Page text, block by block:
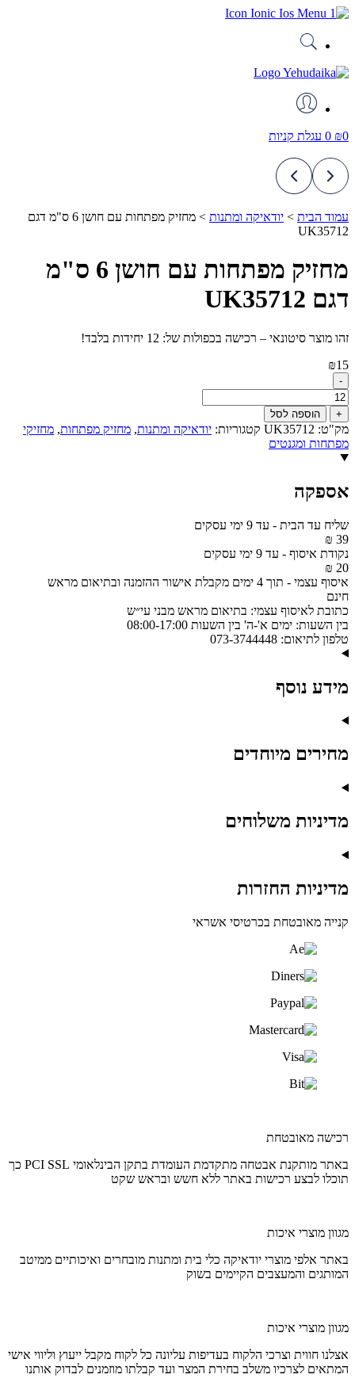
דלג
₪0
0 עגלת קניות
עמוד הבית > יודאיקה ומתנות >
מחזיק מפתחות עם חושן 6 ס"מ דגם
UK35712
מחזיק מפתחות עם חושן 6 ס"מ
דגם UK35712
זהו מוצר סיטונאי – רכישה בכפולות של: 12 יחידות בלבד!
₪15
-
כמות
של
מחזיק
מפתחות
עם
ס"מ
UK35712
+ הוספה לסל
מק"ט: UK35712 קטגוריות: יודאיקה ומתנות, מחזיק מפתחות, מחזיקי
מפתחות ומגנטים
אספקה
שליח עד הבית - עד 9 ימי עסקים
39 ₪
נקודת איסוף - עד 9 ימי עסקים
20 ₪
איסוף עצמי - תוך 4 ימים מקבלת אישור ההזמנה ובתיאום מראש
חינם
כתובת לאיסוף עצמי: בתיאום מראש מבני עי״ש
בין השעות: ימים א'-ה' בין השעות 08:00-17:00
טלפון לתיאום: 073-3744448
מידע נוסף
מחירים מיוחדים
מדיניות משלוחים
מדיניות החזרות
קנייה מאובטחת בכרטיסי אשראי
רכישה מאובטחת
באתר מותקנת אבטחה מתקדמת העומדת בתקן הבינלאומי PCI SSL כך
תוכלו לבצע רכישות באתר ללא חשש ובראש שקט
מגוון מוצרי איכות
באתר אלפי מוצרי יודאיקה כלי בית ומתנות מובחרים ואיכותיים ממיטב
המותגים והמעצבים הקיימים בשוק
מגוון מוצרי איכות
אצלנו חווית וצרכי הלקוח בעדיפות עליונה כל לקוח מקבל ייעוץ וליווי אישי
המתאים לצרכיו משלב בחירת המצר ועד קבלתו מוזמנים לבדוק אותנו